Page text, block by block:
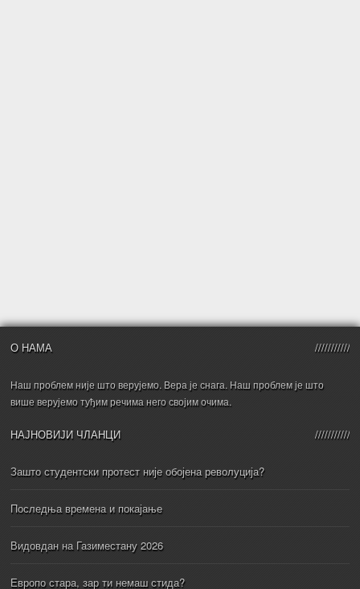
О НАМА
Наш проблем није што верујемо. Вера је снага. Наш проблем је што
више верујемо туђим речима него својим очима.
НАЈНОВИЈИ ЧЛАНЦИ
Зашто студентски протест није обојена револуција?
Последња времена и покајање
Видовдан на Газиместану 2026
Европо стара, зар ти немаш стида?